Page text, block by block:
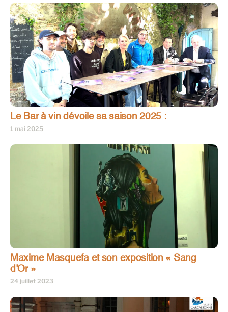
Le Bar à vin dévoile sa saison 2025 :
1 mai 2025
Maxime Masquefa et son exposition « Sang
d’Or »
24 juillet 2023